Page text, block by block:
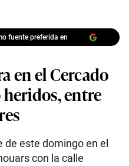
fuente preferida en
en el Cercado
entre
de este domingo en el
con la calle